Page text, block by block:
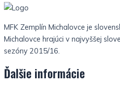
MFK Zemplín Michalovce je
Michalovce hrajúci v najvyššej
sezóny 2015/16.
Ďalšie informácie